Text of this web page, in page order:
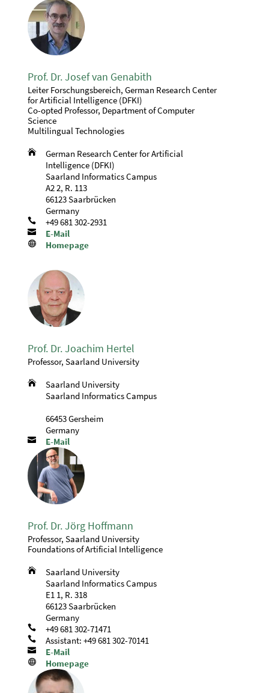
Prof. Dr. Josef van Genabith
Leiter Forschungsbereich, German Research Center
for Artificial Intelligence (DFKI)
Co-opted Professor, Department of Computer
Science
Multilingual Technologies

German Research Center for Artificial
Intelligence (DFKI)
Saarland Informatics Campus
A2 2, R. 113
66123 Saarbrücken
Germany
 +49 681 302-2931
 E-Mail
 Homepage
Prof. Dr. Joachim Hertel
Professor, Saarland University

Saarland University
Saarland Informatics Campus
66453 Gersheim
Germany
 E-Mail
Prof. Dr. Jörg Hoffmann
Professor, Saarland University
Foundations of Artificial Intelligence

Saarland University
Saarland Informatics Campus
E1 1, R. 318
66123 Saarbrücken
Germany
 +49 681 302-71471
 Assistant: +49 681 302-70141
 E-Mail
 Homepage